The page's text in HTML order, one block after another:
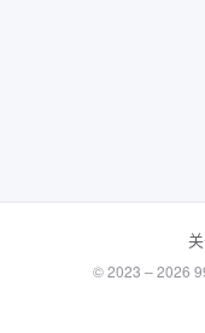
© 2023 – 2026